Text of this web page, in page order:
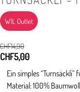
WIL Outlet
CHF14,90
Ursprünglicher
war:
CHF14,90
CHF5,00Aktueller
ist:
CHF5,00.
Ein simples “Turnsäckli”
Material: 100%